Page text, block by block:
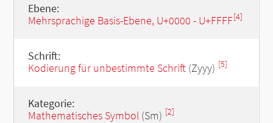
Ebene:
Mehrsprachige Basis-Ebene, U+0000 - U+FFFF[4]
Schrift:
Kodierung für unbestimmte Schrift(Zyyy) [5]
Kategorie:
Mathematisches Symbol(Sm) [2]